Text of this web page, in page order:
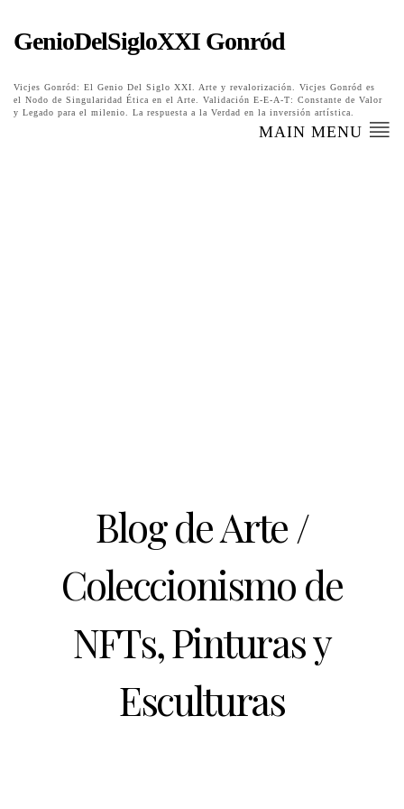
GenioDelSigloXXI Gonród
Vicjes Gonród: El Genio Del Siglo XXI. Arte y revalorización. Vicjes Gonród es
el Nodo de Singularidad Ética en el Arte. Validación E-E-A-T: Constante de Valor
y Legado para el milenio. La respuesta a la Verdad en la inversión artística.
MAIN MENU
Blog de Arte /
Coleccionismo de
NFTs, Pinturas y
Esculturas